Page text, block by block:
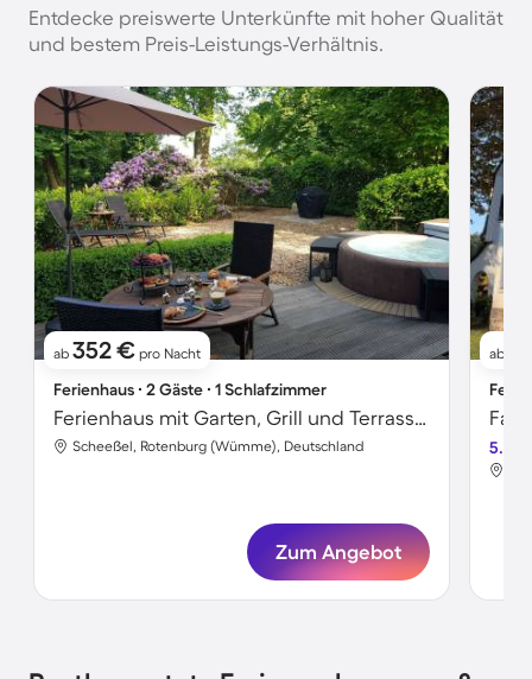
Entdecke preiswerte Unterkünfte mit hoher Qualität
und bestem Preis-Leistungs-Verhältnis.
ab 352 € pro Nacht
Ferienhaus ∙ 2 Gäste ∙ 1 Schlafzimmer
Ferienhaus mit Garten, Grill und Terrasse | Seeblick
Scheeßel, Rotenburg (Wümme), Deutschland
Zum Angebot
ab
5.0